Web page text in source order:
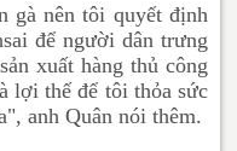
gà nên tôi quyết định
để người dân trưng
xuất hàng thủ công
lợi thế để tôi thỏa sức
anh Quân nói thêm.